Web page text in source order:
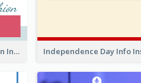
Exclusive Queer Fashion Instagram Story